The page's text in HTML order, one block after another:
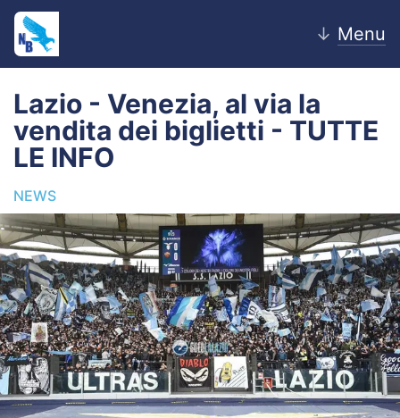
↓ Menu
Home
News
Editoriale
Pagelle
Settore Giovanile
Lazio Women
Calciomercato
Lazio - Venezia, al via la
vendita dei biglietti - TUTTE
LE INFO
NEWS